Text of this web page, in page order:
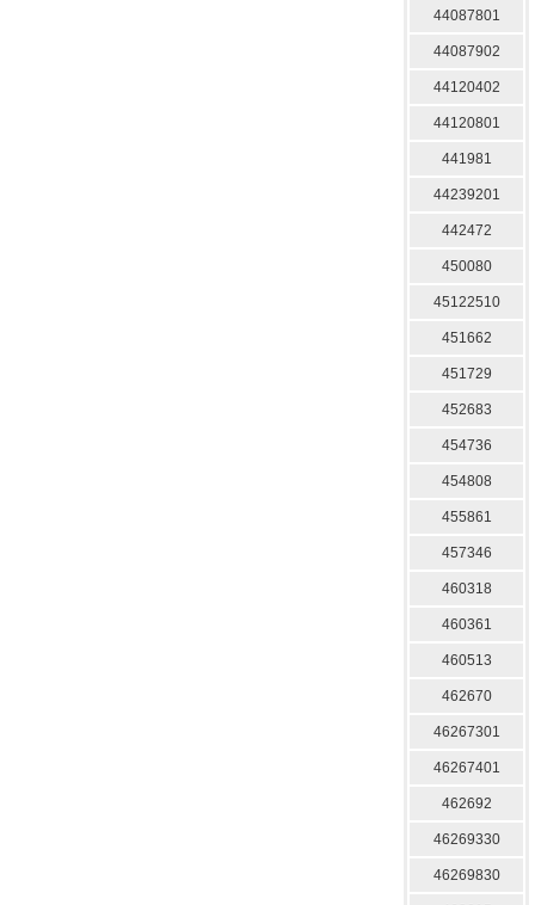
44087801
44087902
44120402
44120801
441981
44239201
442472
450080
45122510
451662
451729
452683
454736
454808
455861
457346
460318
460361
460513
462670
46267301
46267401
462692
46269330
46269830